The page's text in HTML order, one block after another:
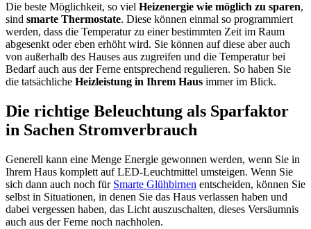
Die beste Möglichkeit, so viel Heizenergie wie möglich zu sparen,
sind smarte Thermostate. Diese können einmal so programmiert
werden, dass die Temperatur zu einer bestimmten Zeit im Raum
abgesenkt oder eben erhöht wird. Sie können auf diese aber auch
von außerhalb des Hauses aus zugreifen und die Temperatur bei
Bedarf auch aus der Ferne entsprechend regulieren. So haben Sie
die tatsächliche Heizleistung in Ihrem Haus immer im Blick.
Die richtige Beleuchtung als Sparfaktor
in Sachen Stromverbrauch
Generell kann eine Menge Energie gewonnen werden, wenn Sie in
Ihrem Haus komplett auf LED-Leuchtmittel umsteigen. Wenn Sie
sich dann auch noch für Smarte Glühbirnen entscheiden, können Sie
selbst in Situationen, in denen Sie das Haus verlassen haben und
dabei vergessen haben, das Licht auszuschalten, dieses Versäumnis
auch aus der Ferne noch nachholen.